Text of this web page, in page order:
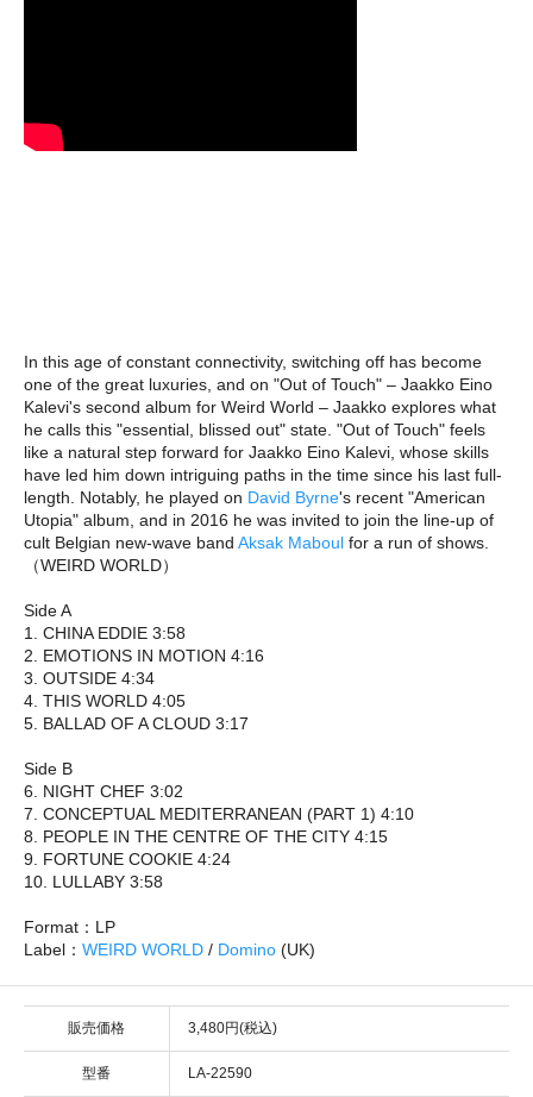
In this age of constant connectivity, switching off has become
one of the great luxuries, and on "Out of Touch" – Jaakko Eino
Kalevi's second album for Weird World – Jaakko explores what
he calls this "essential, blissed out" state. "Out of Touch" feels
like a natural step forward for Jaakko Eino Kalevi, whose skills
have led him down intriguing paths in the time since his last full-
length. Notably, he played on David Byrne's recent "American
Utopia" album, and in 2016 he was invited to join the line-up of
cult Belgian new-wave band Aksak Maboul for a run of shows.
（WEIRD WORLD）
Side A
1. CHINA EDDIE 3:58
2. EMOTIONS IN MOTION 4:16
3. OUTSIDE 4:34
4. THIS WORLD 4:05
5. BALLAD OF A CLOUD 3:17
Side B
6. NIGHT CHEF 3:02
7. CONCEPTUAL MEDITERRANEAN (PART 1) 4:10
8. PEOPLE IN THE CENTRE OF THE CITY 4:15
9. FORTUNE COOKIE 4:24
10. LULLABY 3:58
Format：LP
Label： WEIRD WORLD / Domino (UK)
販売価格 3,480円(税込)
型番 LA-22590